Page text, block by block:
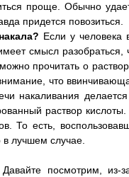
проще. Обычно
придется повозиться.
Если у человека
смысл разобраться,
прочитать о
что
накаливания
раствор
То есть,
лучшем случае.
посмотрим, из-